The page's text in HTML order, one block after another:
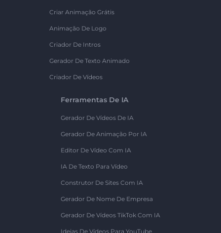
Criar Animação Grátis
Animação De Logo
Criador De Intros
Gerador De Texto Animado
Criador De Vídeos
Ferramentas De IA
Gerador De Vídeos De IA
Gerador De Animação Por IA
Editor De Vídeo Com IA
IA De Texto Para Vídeo
Construtor De Sites Com IA
Gerador De Nome De Empresa
Gerador De Vídeos TikTok Com IA
Ideias De Vídeos Para YouTube